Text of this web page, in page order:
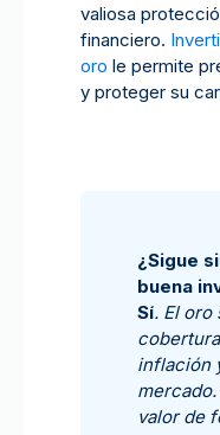
valiosa
financiero.
oro le permite
y proteger su
¿Sigue
buena
Sí. El oro
inflación
valor de